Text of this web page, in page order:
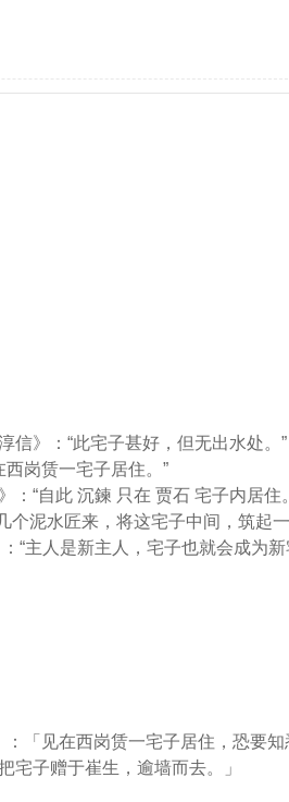
信》：“此宅子甚好，但无出水处。”
岗赁一宅子居住。”
：“自此 沉鍊 只在 贾石 宅子内居住
个泥水匠来，将这宅子中间，筑起
“主人是新主人，宅子也就会成为新
「见在西岗赁一宅子居住，恐要知
宅子赠于崔生，逾墙而去。」